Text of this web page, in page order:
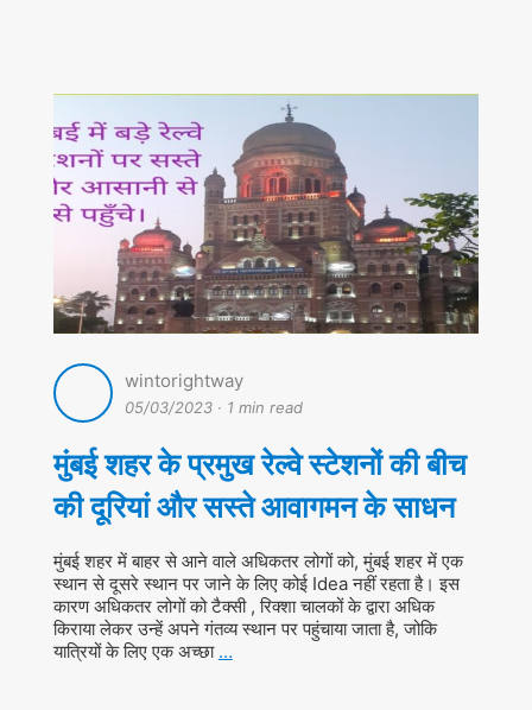
wintorightway
05/03/2023· 1 min read
मुंबई शहर के प्रमुख रेल्वे स्टेशनों की बीच
की दूरियां और सस्ते आवागमन के साधन
मुंबई शहर में बाहर से आने वाले अधिकतर लोगों को, मुंबई शहर में एक
स्थान से दूसरे स्थान पर जाने के लिए कोई Idea नहीं रहता है। इस
कारण अधिकतर लोगों को टैक्सी , रिक्शा चालकों के द्वारा अधिक
किराया लेकर उन्हें अपने गंतव्य स्थान पर पहुंचाया जाता है, जोकि
यात्रियों के लिए एक अच्छा …